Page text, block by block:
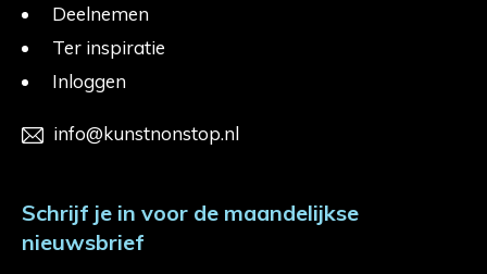
Deelnemen
Ter inspiratie
Inloggen
info@kunstnonstop.nl
Schrijf je in voor de maandelijkse
nieuwsbrief